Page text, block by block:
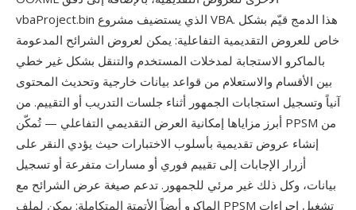
vbaProject.bin الذي يستضيف مشروع VBA. هذا الدمج قيّم بشكل
خاص للعروض التقديمية التفاعلية: يمكن لعروض الشرائح المدعومة
بالماكرو الاستجابة لمدخلات المستخدم والتنقل بشكل غير خطي
بين الأقسام والاستعلام من قواعد بيانات خارجية وتحديث المحتوى
آنياً وتسجيل استجابات الجمهور أثناء جلسات التدريب أو التقييم. من
أبرز مزاياها إمكانية العرض التقديمي التفاعلي — تُمكّن PPSM من
إنشاء عروض تقديمية بأسلوب الاختبارات حيث يؤدي النقر على
أزرار الإجابات إلى تقييم فوري أو مسارات متفرعة أو تسجيل
بيانات، وكل ذلك غير مرئي للجمهور. تدعم صيغة عرض الشرائح مع
الماكرو أيضاً الأتمتة المتكاملة: يمكن لملف PPSM تشغيل إجراءات